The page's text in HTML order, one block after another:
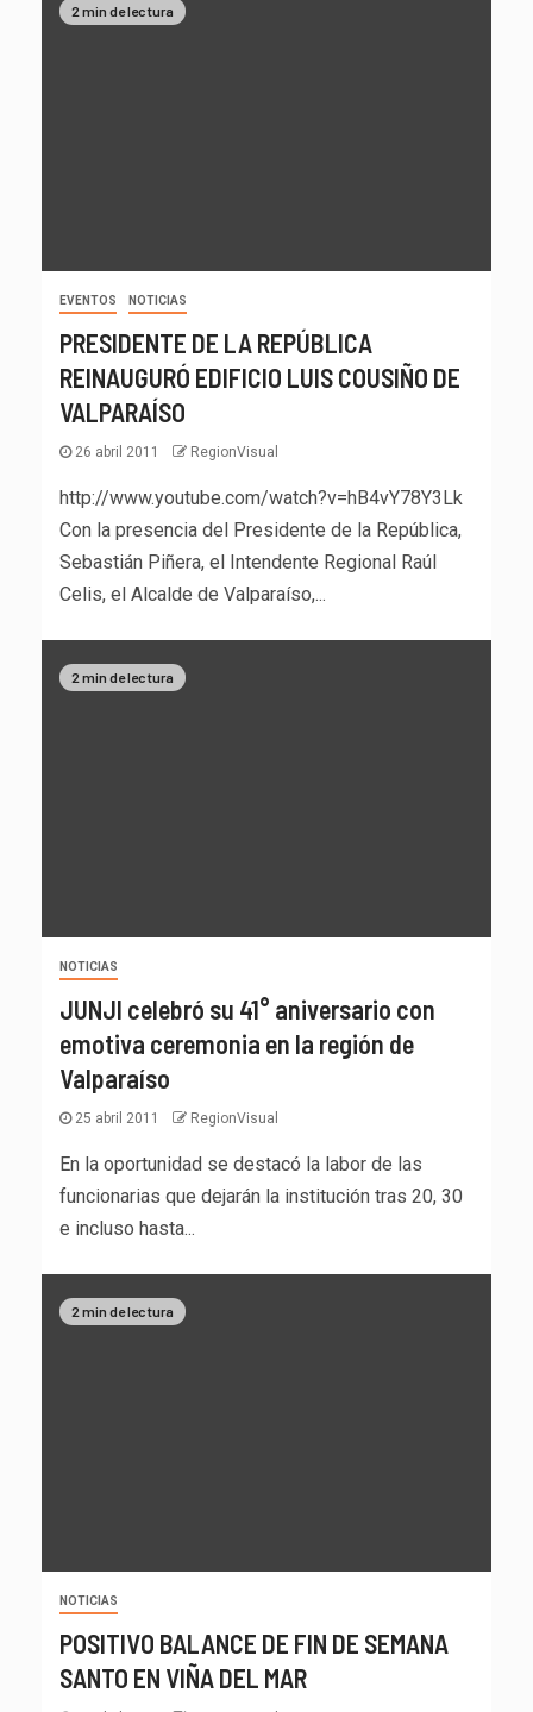
2 min de lectura
EVENTOS NOTICIAS
PRESIDENTE DE LA REPÚBLICA
REINAUGURÓ EDIFICIO LUIS COUSIÑO DE
VALPARAÍSO
26 abril 2011 RegionVisual
http://www.youtube.com/watch?v=hB4vY78Y3Lk
Con la presencia del Presidente de la República,
Sebastián Piñera, el Intendente Regional Raúl
Celis, el Alcalde de Valparaíso,...
2 min de lectura
NOTICIAS
JUNJI celebró su 41° aniversario con
emotiva ceremonia en la región de
Valparaíso
25 abril 2011 RegionVisual
En la oportunidad se destacó la labor de las
funcionarias que dejarán la institución tras 20, 30
e incluso hasta...
2 min de lectura
NOTICIAS
POSITIVO BALANCE DE FIN DE SEMANA
SANTO EN VIÑA DEL MAR